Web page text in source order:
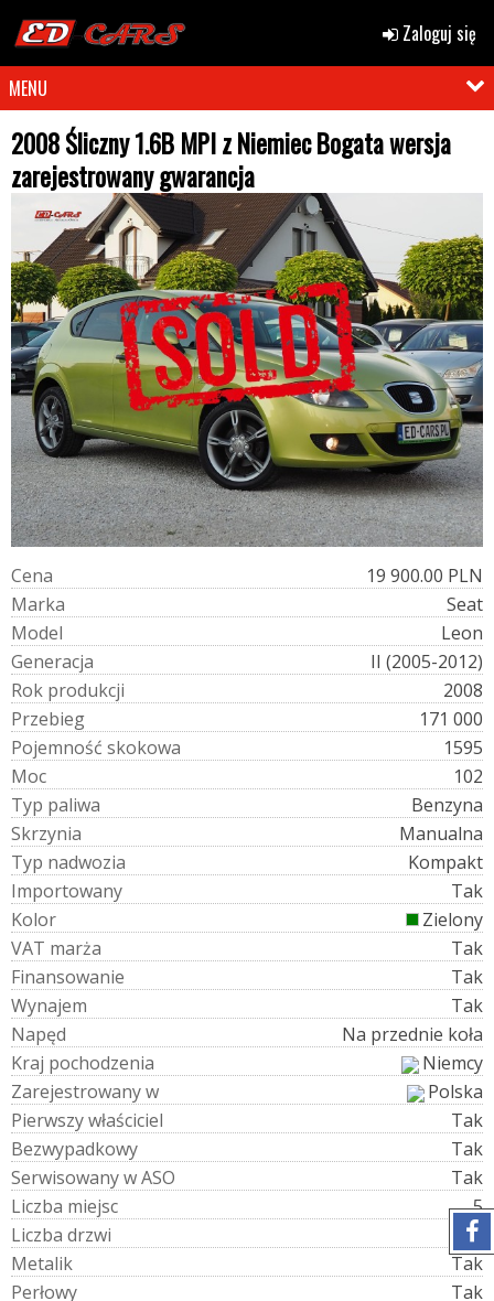
Zaloguj się
MENU
2008 Śliczny 1.6B MPI z Niemiec Bogata wersja
zarejestrowany gwarancja
Cena
19 900.00 PLN
Marka
Seat
Model
Leon
Generacja
II (2005-2012)
Rok produkcji
2008
Przebieg
171 000
Pojemność skokowa
1595
Moc
102
Typ paliwa
Benzyna
Skrzynia
Manualna
Typ nadwozia
Kompakt
Importowany
Tak
Kolor
Zielony
VAT marża
Tak
Finansowanie
Tak
Wynajem
Tak
Napęd
Na przednie koła
Kraj pochodzenia
Niemcy
Zarejestrowanyw
Polska
Pierwszywłaściciel
Tak
Bezwypadkowy
Tak
SerwisowanywASO
Tak
Liczba miejsc
5
Liczba drzwi
5
Metalik
Tak
Perłowy
Tak